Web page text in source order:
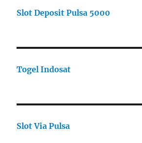
Slot Deposit Pulsa 5000
Togel Indosat
Slot Via Pulsa